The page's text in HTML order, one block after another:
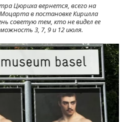
Цюриха вернется, всего на
в постановке Кирилла
советую тем, кто не видел ее
3, 7, 9 и 12 июля.